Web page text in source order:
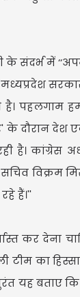
संदर्भ में
मध्यप्रदेश
पहलगाम
दौरान देश
है। कांग्रेस
सचिव विक्रम
हैं।''
कर देना
का
यह बताए